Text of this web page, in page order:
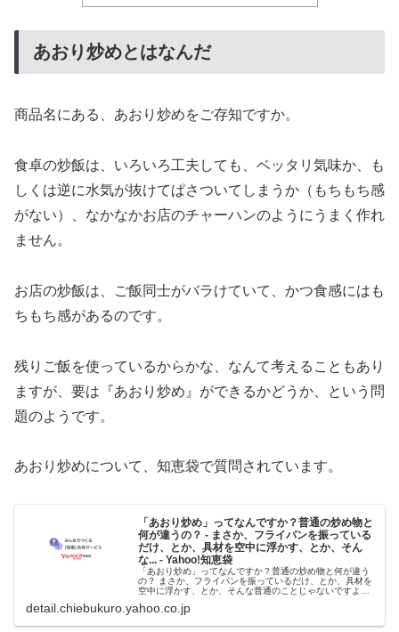
あおり炒めとはなんだ
商品名にある、あおり炒めをご存知ですか。
食卓の炒飯は、いろいろ工夫しても、ベッタリ気味か、も
しくは逆に水気が抜けてぱさついてしまうか（もちもち感
がない）、なかなかお店のチャーハンのようにうまく作れ
ません。
お店の炒飯は、ご飯同士がバラけていて、かつ食感にはも
ちもち感があるのです。
残りご飯を使っているからかな、なんて考えることもあり
ますが、要は『あおり炒め』ができるかどうか、という問
題のようです。
あおり炒めについて、知恵袋で質問されています。
「あおり炒め」ってなんですか？普通の炒め物と
何が違うの？ - まさか、フライパンを振っている
だけ、とか、具材を空中に浮かす、とか、そん
な... - Yahoo!知恵袋
「あおり炒め」ってなんですか？普通の炒め物と何が違う
の？ まさか、フライパンを振っているだけ、とか、具材を
空中に浮かす、とか、そんな普通のことじゃないですよ
家庭用より何倍も火力が強いので...
detail.chiebukuro.yahoo.co.jp